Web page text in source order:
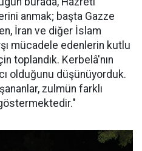
anmak; başta Gazze
İran ve diğer İslam
mücadele edenlerin kutlu
toplandık. Kerbelâ'nın
olduğunu düşünüyorduk.
zulmün farklı